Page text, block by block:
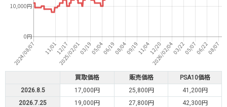
買取価格 販売価格
PSA10価格
2026.8.5
17,000円 25,800円
41,200円
2026.7.25
19,000円 27,800円
42,300円